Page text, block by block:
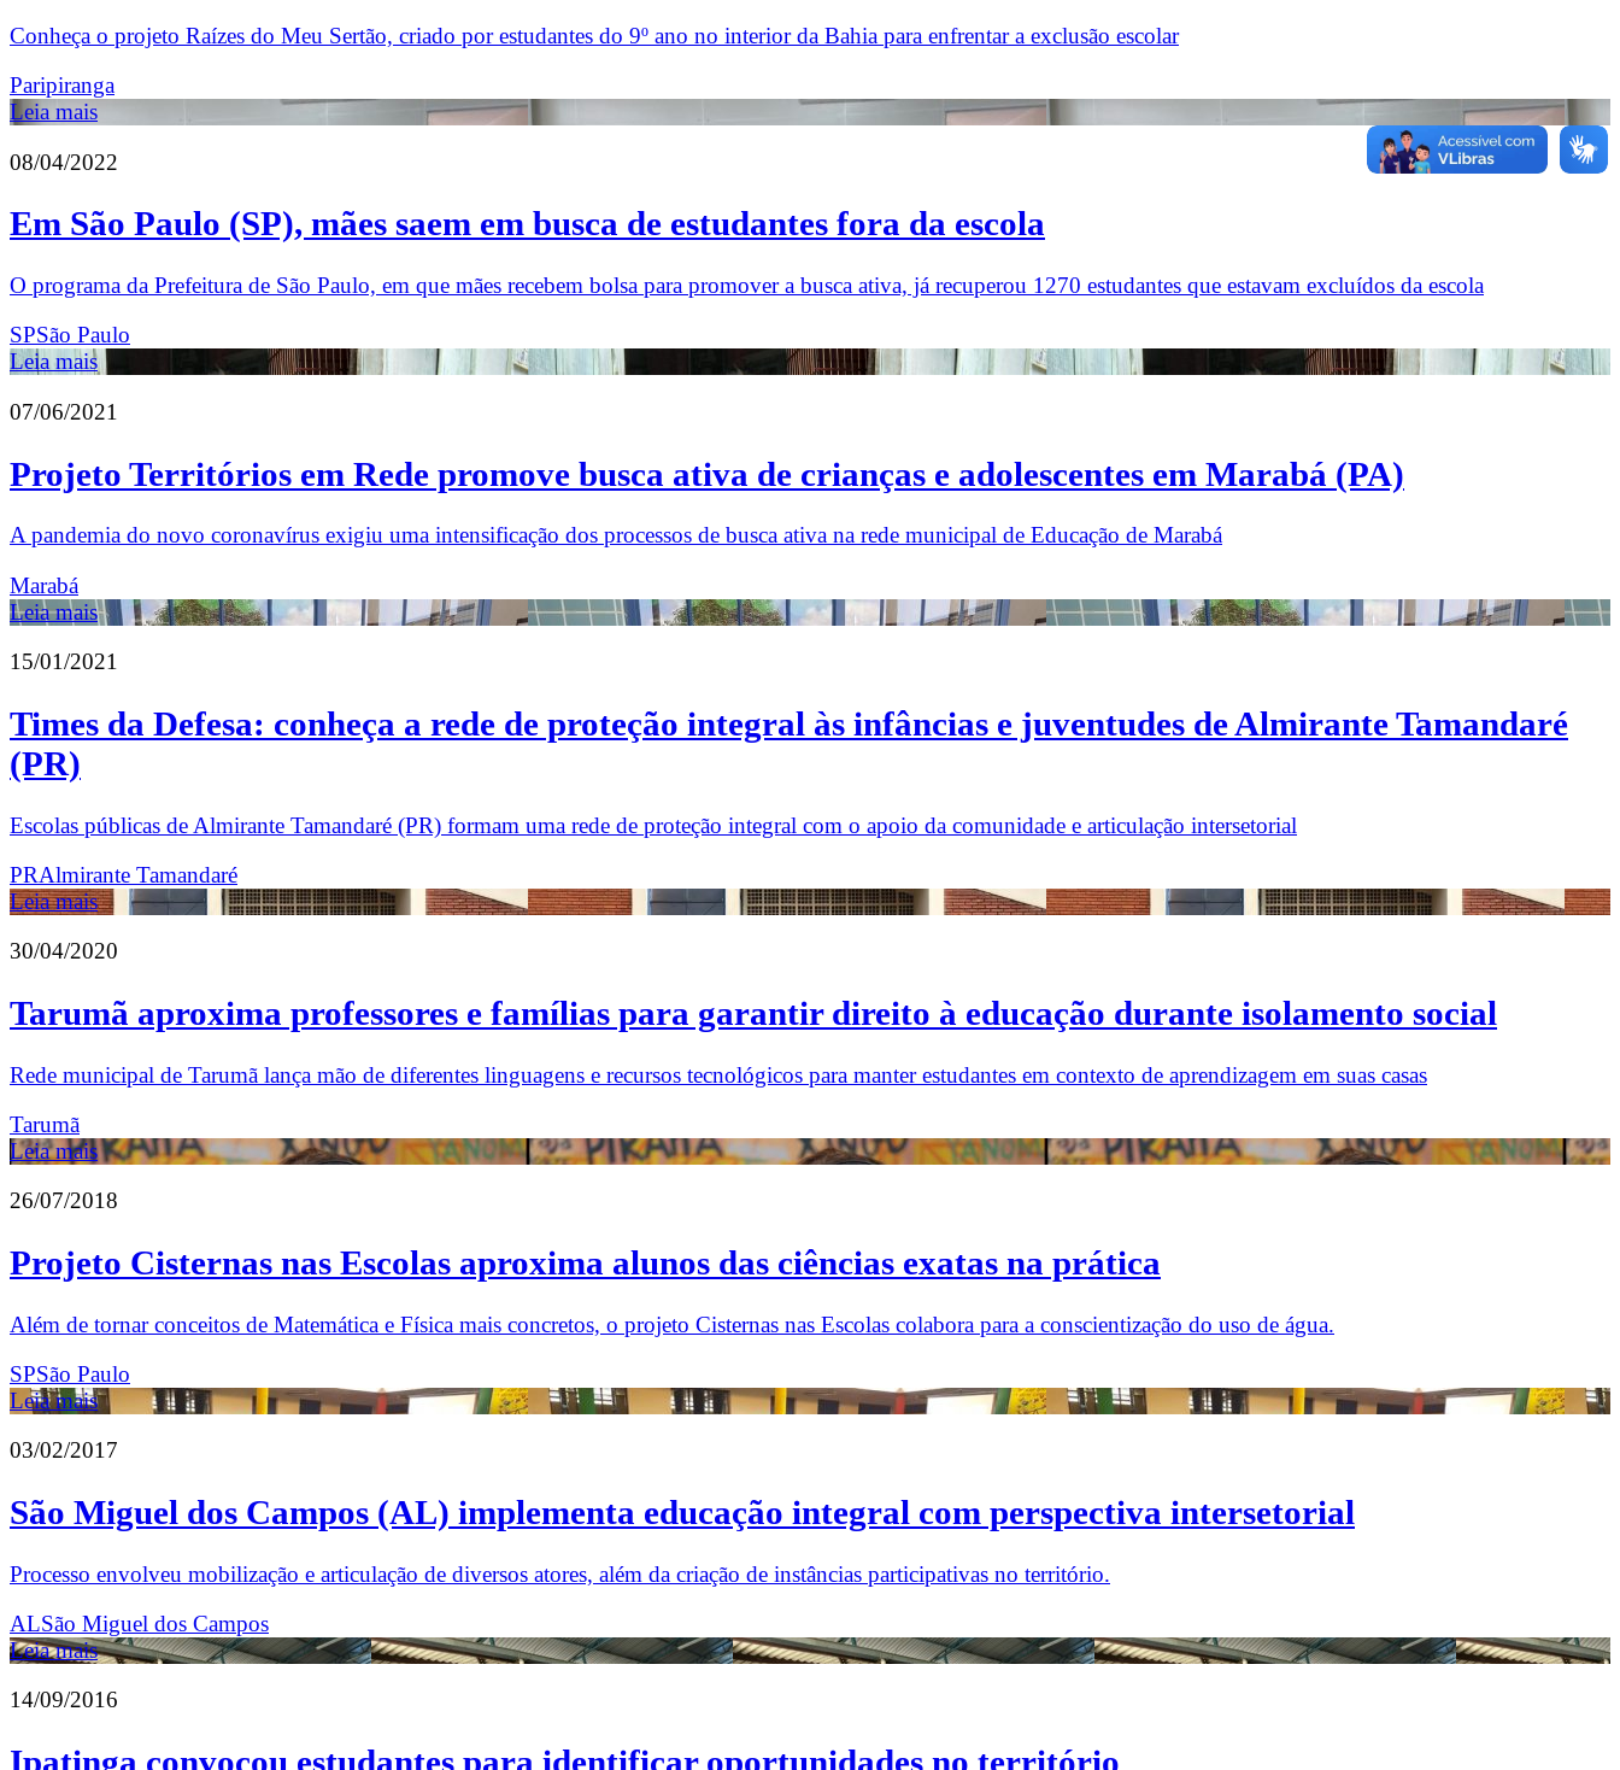
Conheça o projeto Raízes do Meu Sertão, criado por estudantes do 9º ano no interior da Bahia para enfrentar a exclusão escolar
Paripiranga
Leia mais
08/04/2022
Em São Paulo (SP), mães saem em busca de estudantes fora da escola
O programa da Prefeitura de São Paulo, em que mães recebem bolsa para promover a busca ativa, já recuperou 1270 estudantes que estavam excluídos da escola
SPSão Paulo
Leia mais
07/06/2021
Projeto Territórios em Rede promove busca ativa de crianças e adolescentes em Marabá (PA)
A pandemia do novo coronavírus exigiu uma intensificação dos processos de busca ativa na rede municipal de Educação de Marabá
Marabá
Leia mais
15/01/2021
Times da Defesa: conheça a rede de proteção integral às infâncias e juventudes de Almirante Tamandaré
(PR)
Escolas públicas de Almirante Tamandaré (PR) formam uma rede de proteção integral com o apoio da comunidade e articulação intersetorial
PRAlmirante Tamandaré
Leia mais
30/04/2020
Tarumã aproxima professores e famílias para garantir direito à educação durante isolamento social
Rede municipal de Tarumã lança mão de diferentes linguagens e recursos tecnológicos para manter estudantes em contexto de aprendizagem em suas casas
Tarumã
Leia mais
26/07/2018
Projeto Cisternas nas Escolas aproxima alunos das ciências exatas na prática
Além de tornar conceitos de Matemática e Física mais concretos, o projeto Cisternas nas Escolas colabora para a conscientização do uso de água.
SPSão Paulo
Leia mais
03/02/2017
São Miguel dos Campos (AL) implementa educação integral com perspectiva intersetorial
Processo envolveu mobilização e articulação de diversos atores, além da criação de instâncias participativas no território.
ALSão Miguel dos Campos
Leia mais
14/09/2016
Ipatinga convocou estudantes para identificar oportunidades no território